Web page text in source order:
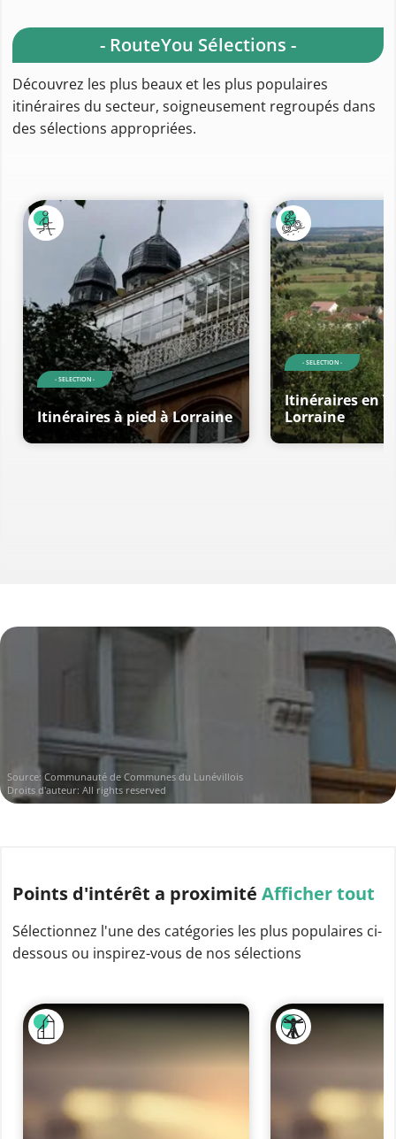
- RouteYou Sélections -
Découvrez les plus beaux et les plus populaires
itinéraires du secteur, soigneusement regroupés dans
des sélections appropriées.
- SELECTION -
Itinéraires à pied à Lorraine
- SELECTION -
Itinéraires en
Lorraine
Source: Communauté de Communes du Lunévillois
Droits d'auteur: All rights reserved
Points d'intérêt a proximité Afficher tout
Sélectionnez l'une des catégories les plus populaires ci-
dessous ou inspirez-vous de nos sélections